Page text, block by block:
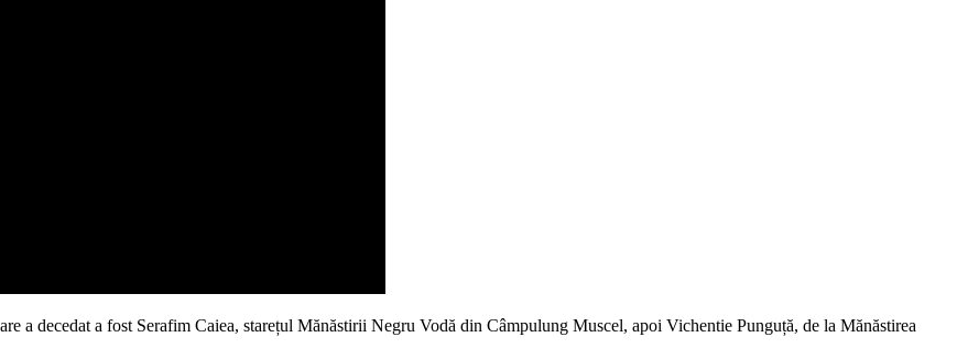
a decedat a fost Serafim Caiea, starețul Mănăstirii Negru Vodă din Câmpulung Muscel, apoi Vichentie Punguță, de la Mănăstirea